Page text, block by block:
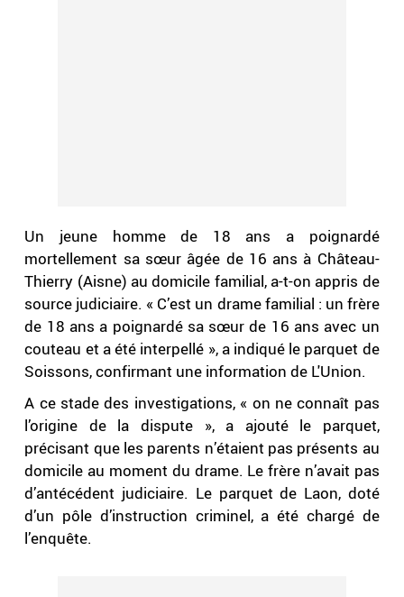
Un jeune homme de 18 ans a poignardé
mortellement sa sœur âgée de 16 ans à Château-
Thierry (Aisne) au domicile familial, a-t-on appris de
source judiciaire. « C’est un drame familial : un frère
de 18 ans a poignardé sa sœur de 16 ans avec un
couteau et a été interpellé », a indiqué le parquet de
Soissons, confirmant une information de L'Union.
A ce stade des investigations, « on ne connaît pas
l’origine de la dispute », a ajouté le parquet,
précisant que les parents​ n’étaient pas présents au
domicile au moment du drame. Le frère n’avait pas
d’antécédent judiciaire. Le parquet de Laon, doté
d’un pôle d’instruction criminel, a été chargé de
l’enquête.